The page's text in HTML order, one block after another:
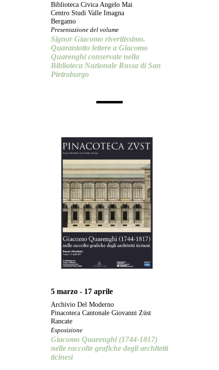
Biblioteca Civica Angelo Mai
Centro Studi Valle Imagna
Bergamo
Presentazione del volume
Signor Giacomo riveritissimo.
Quarantotto lettere a Giacomo
Quarenghi conservate nella
Biblioteca Nazionale Russa di San
Pietroburgo
5 marzo - 17 aprile
Archivio Del Moderno
Pinacoteca Cantonale Giovanni Züst
Rancate
Esposizione
Giacomo Quarenghi (1744-1817)
nelle raccolte grafiche degli architetti
ticinesi